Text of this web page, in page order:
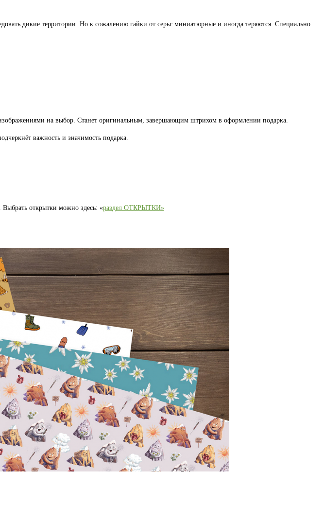
дикие территории. Но к сожалению гайки от серьг миниатюрные и иногда теряются. Специально
на выбор. Станет оригинальным, завершающим штрихом в оформлении подарка.
важность и значимость подарка.
открытки можно здесь: «раздел ОТКРЫТКИ»